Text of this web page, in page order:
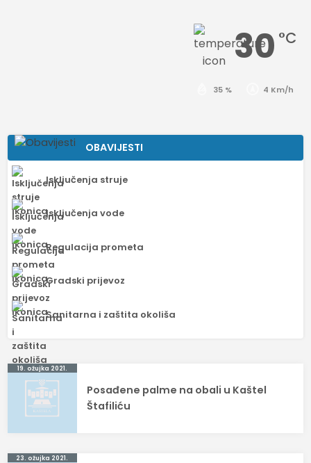
30 °C
35 % 4 Km/h
OBAVIJESTI
Isključenja struje
Isključenja vode
Regulacija prometa
Gradski prijevoz
Sanitarna i zaštita okoliša
Navigacija
objava
19. ožujka 2021.
Posađene palme na obali u Kaštel
Štafiliću
23. ožujka 2021.